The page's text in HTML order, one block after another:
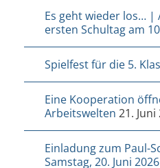
Es geht wieder los… |
ersten Schultag am
Spielfest für die 5.
Eine Kooperation
Arbeitswelten 21. Juni
Einladung zum Paul-
Samstag, 20. Juni 2026